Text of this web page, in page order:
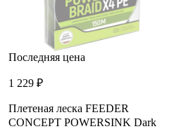
Последняя цена
1 229 ₽
Плетеная леска FEEDER
CONCEPT POWERSINK Dark